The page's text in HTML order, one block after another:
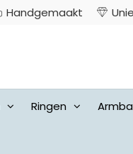
Handgemaakt
Ringen